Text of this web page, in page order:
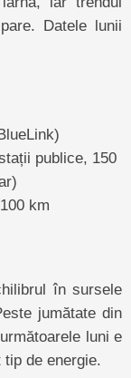
Datele lunii
publice, 150
km
în sursele
jumătate din
luni e
de energie.